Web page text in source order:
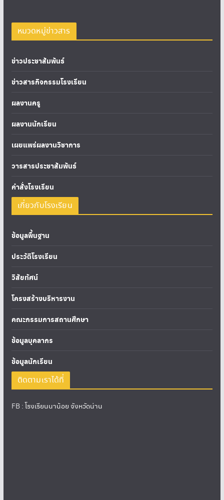
หมวดหมู่ข่าวสาร
ข่าวประชาสัมพันธ์
ข่าวสารกิจกรรมโรงเรียน
ผลงานครู
ผลงานนักเรียน
เผยแพร่ผลงานวิชาการ
วารสารประชาสัมพันธ์
คำสั่งโรงเรียน
เกี่ยวกับโรงเรียน
ข้อมูลพื้นฐาน
ประวัติโรงเรียน
วิสัยทัศน์
โครงสร้างบริหารงาน
คณะกรรมการสถานศึกษา
ข้อมูลบุคลากร
ข้อมูลนักเรียน
ติดตามเราได้ที่
FB :โรงเรียนนาน้อย จังหวัดน่าน